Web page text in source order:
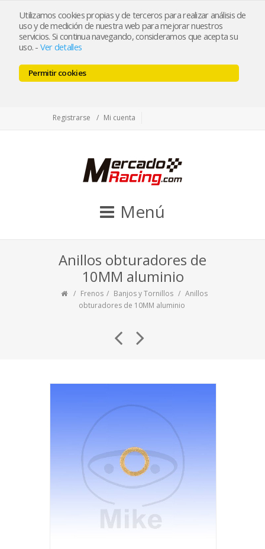
Utilizamos cookies propias y de terceros para realizar análisis de
uso y de medición de nuestra web para mejorar nuestros
servicios. Si continua navegando, consideramos que acepta su
uso. - Ver detalles
Permitir cookies
tienda@mercadoracing.com
Registrarse
Mi cuenta
Menú
Anillos obturadores de
10MM aluminio
Frenos Banjos y Tornillos
Anillos
obturadores de 10MM aluminio